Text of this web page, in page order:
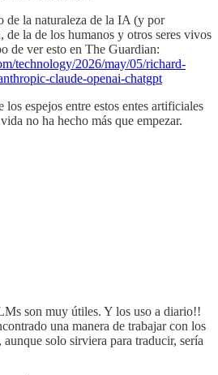
de la naturaleza de la IA (y por
de la de los humanos y otros seres vivos
de ver esto en The Guardian:
technology/2026/may/05/richard-
claude-openai-chatgpt
espejos entre estos entes artificiales
no ha hecho más que empezar.
son muy útiles. Y los uso a diario!!
una manera de trabajar con los
solo sirviera para traducir, sería